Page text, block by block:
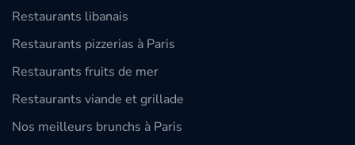
Restaurants libanais
Restaurants pizzerias à Paris
Restaurants fruits de mer
Restaurants viande et grillade
Nos meilleurs brunchs à Paris